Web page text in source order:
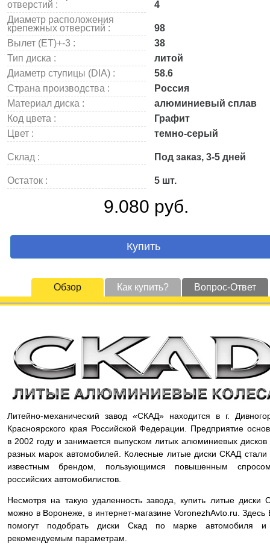
отверстий :
4
Диаметр расположения
крепежных отверстий :
98
Вылет (ET)+-3 :
38
Тип диска :
литой
Диаметр ступицы (DIA) :
58.6
Страна производства :
Россия
Материал диска :
алюминиевый сплав
Код цвета :
Графит
Цвет :
темно-серый
Склад : Под заказ, 3-5 дней
Остаток : 5 шт.
9.080 руб.
Купить
Обзор Как купить? Вопрос-Ответ
Литейно-механический завод «СКАД» находится в г.
Красноярского края Российской Федерации. Предприятие
в 2002 году и занимается выпуском литых алюминиевых дисков
разных марок автомобилей. Колесные литые диски СКАД стали
известным брендом, пользующимся повышенным
российских автомобилистов.
Несмотря на такую удаленность завода, купить литые диски
можно в Воронеже, в интернет-магазине VoronezhAvto.ru. Здесь
помогут подобрать диски Скад по марке автомобиля
рекомендуемым параметрам.